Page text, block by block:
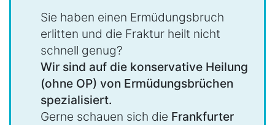
Sie haben einen Ermüdungsbruch
erlitten und die Fraktur heilt nicht
schnell genug?
Wir sind auf die konservative Heilung
(ohne OP) von Ermüdungsbrüchen
spezialisiert.
Gerne schauen sich die Frankfurter